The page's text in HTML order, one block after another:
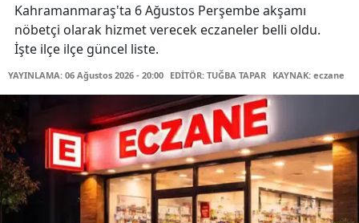
Kahramanmaraş'ta 6 Ağustos Perşembe akşamı
nöbetçi olarak hizmet verecek eczaneler belli oldu.
İşte ilçe ilçe güncel liste.
YAYINLAMA: 06 Ağustos 2026 - 20:00 EDİTÖR: TUĞBA TAPAR KAYNAK: eczane